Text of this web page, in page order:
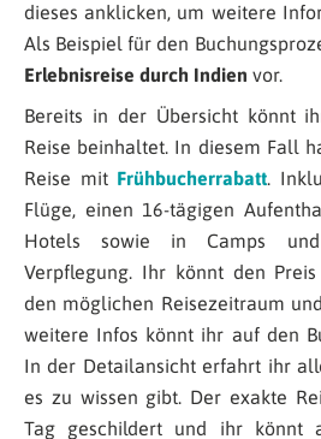
dieses anklicken, um weitere
Als Beispiel für den
Erlebnisreise durch Indien vor.
Bereits in der Übersicht könnt
Reise beinhaltet. In diesem Fall
Reise mit Frühbucherrabatt.
Flüge, einen 16-tägigen
Hotels sowie in Camps
Verpflegung. Ihr könnt den
den möglichen Reisezeitraum
weitere Infos könnt ihr auf den
In der Detailansicht erfahrt ihr
es zu wissen gibt. Der exakte
Tag geschildert und ihr könnt